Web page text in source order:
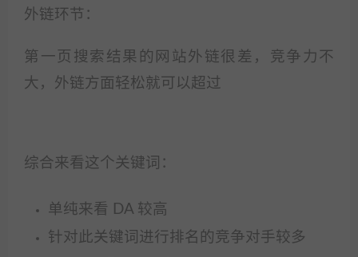
外链环节：
第一页搜索结果的网站外链很差，竞争力不
大，外链方面轻松就可以超过
综合来看这个关键词：
单纯来看 DA 较高
针对此关键词进行排名的竞争对手较多